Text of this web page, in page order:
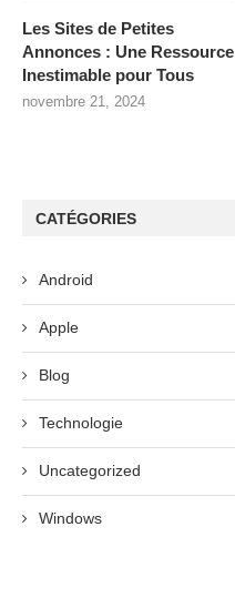
Les Sites de Petites
Annonces : Une Ressource
Inestimable pour Tous
novembre 21, 2024
CATÉGORIES
Android
Apple
Blog
Technologie
Uncategorized
Windows